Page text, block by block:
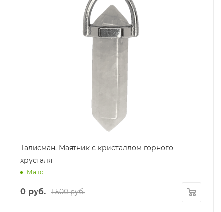
Талисман. Маятник с кристаллом горного
хрусталя
Мало
0 руб. 1 500руб.